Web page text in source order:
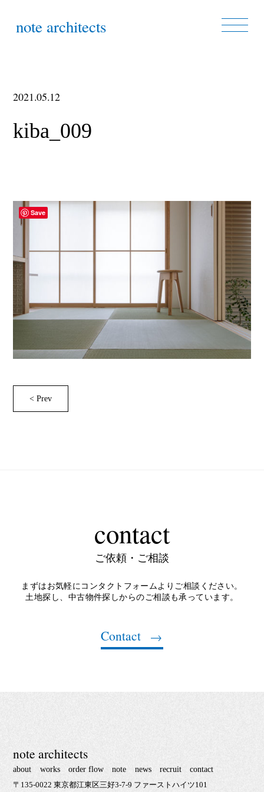
note architects
2021.05.12
kiba_009
< Prev
contact
ご依頼・ご相談
まずはお気軽にコンタクトフォームよりご相談ください。
土地探し、中古物件探しからのご相談も承っています。
Contact
note architects
about works order flow note news recruit contact
〒135-0022 東京都江東区三好3-7-9 ファーストハイツ101
Save